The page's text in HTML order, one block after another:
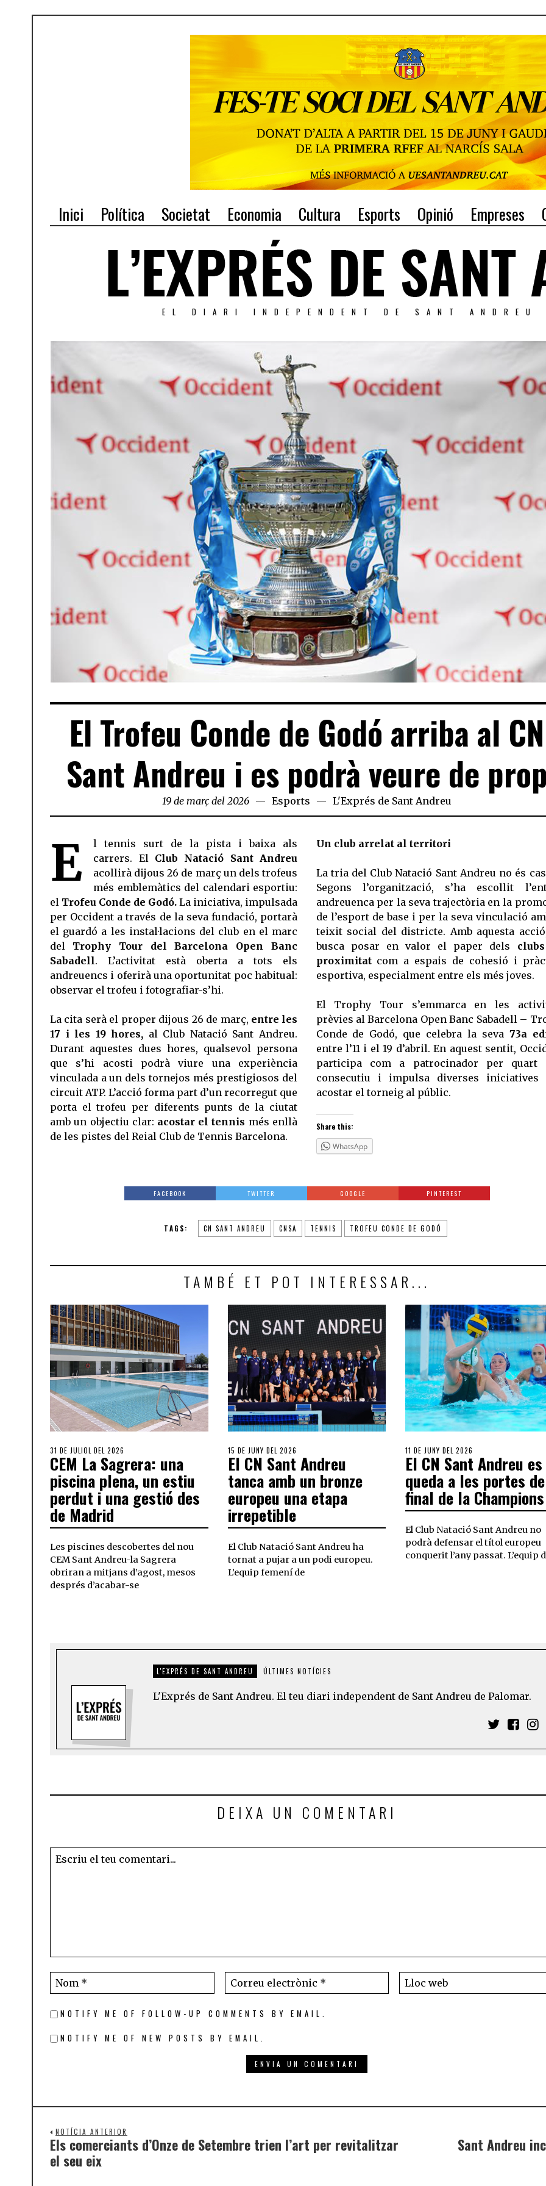
Inici Política Societat Economia Cultura Esports Opinió Empreses
EL DIARI INDEPENDENT DE SANT ANDREU
El Trofeu Conde de Godó arriba al CN
Sant Andreu i es podrà veure de
19 de març del 2026 Esports L'Exprés de Sant Andreu
E
l tennis surt de la pista i baixa als
carrers. El Club Natació Sant Andreu
acollirà dijous 26 de març un dels trofeus
més emblemàtics del calendari esportiu:
el Trofeu Conde de Godó. La iniciativa, impulsada
per Occident a través de la seva fundació, portarà
el guardó a les instal·lacions del club en el marc
del Trophy Tour del Barcelona Open Banc
Sabadell. L’activitat està oberta a tots els
andreuencs i oferirà una oportunitat poc habitual:
observar el trofeu i fotografiar-s’hi.
La cita serà el proper dijous 26 de març, entre les
17 i les 19 hores, al Club Natació Sant Andreu.
Durant aquestes dues hores, qualsevol persona
que s’hi acosti podrà viure una experiència
vinculada a un dels tornejos més prestigiosos del
circuit ATP. L’acció forma part d’un recorregut que
porta el trofeu per diferents punts de la ciutat
amb un objectiu clar: acostar el tennis més enllà
de les pistes del Reial Club de Tennis Barcelona.
Un club arrelat al territori
La tria del Club Natació Sant Andreu no és
Segons l’organització, s’ha escollit
andreuenca per la seva trajectòria en la
de l’esport de base i per la seva vinculació
teixit social del districte. Amb aquesta
busca posar en valor el paper dels
proximitatcom a espais de cohesió i
esportiva, especialment entre els més joves.
El Trophy Tour s’emmarca en les
prèvies al Barcelona Open Banc Sabadell –
Conde de Godó, que celebra la seva 73a
entre l’11 i el 19 d’abril. En aquest sentit,
participa com a patrocinador per quart
consecutiu i impulsa diverses iniciatives
acostar el torneig al públic.
Share this:
WhatsApp
FACEBOOK TWITTER GOOGLE PINTEREST
TAGS: CN SANT ANDREU CNSA TENNIS TROFEU CONDE DE GODÓ
TAMBÉ ET POT INTERESSAR...
31 DE JULIOL DEL 2026
CEM La Sagrera: una
piscina plena, un estiu
perdut i una gestió des
de Madrid
Les piscines descobertes del nou
CEM Sant Andreu-la Sagrera
obriran a mitjans d’agost, mesos
després d’acabar-se
15 DE JUNY DEL 2026
El CN Sant Andreu
tanca amb un bronze
europeu una etapa
irrepetible
El Club Natació Sant Andreu ha
tornat a pujar a un podi europeu.
L’equip femení de
11 DE JUNY DEL 2026
El CN Sant Andreu es
queda a les portes
final de la Champions
El Club Natació Sant Andreu no
podrà defensar el títol europeu
conquerit l’any passat. L’equip
L'EXPRÉS DE SANT ANDREU ÚLTIMES NOTÍCIES
L'Exprés de Sant Andreu. El teu diari independent de Sant Andreu de Palomar.
DEIXA UN COMENTARI
NOTIFY ME OF FOLLOW-UP COMMENTS BY EMAIL.
NOTIFY ME OF NEW POSTS BY EMAIL.
NOTÍCIA ANTERIOR
Els comerciants d’Onze de Setembre trien l’art per revitalitzar
el seu eix
Sant Andreu